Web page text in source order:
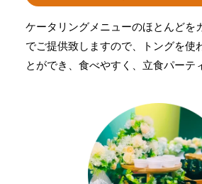
ケータリングメニューのほとんどを
でご提供致しますので、トングを使
とができ、食べやすく、立食パーテ